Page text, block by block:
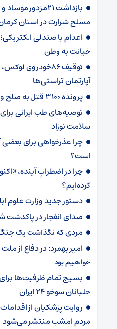
مسلح شرارت در استان
اعدام با صندلی
خیانت به وطن
آپارتمان تراستی‌ها
پرونده 3100 قتل به صلح و سازش ختم شد
توصیه‌های طب ایرانی
سلامت نوزاد
چرا عذرخواهی برای
است؟
چرا در اضطرابِ آینده،
کرده‌ایم؟
دستور جدید وزارت علوم
صدای انفجار در پاکدشت
مردی که نگذاشت یک
امیر بهمرد: در دفاع از
خواهیم بود
بسیج تمام ظرفیت‌ها
خلبانان سوخو ۲۴ ایران
روایت پزشکیان از
مردم امشب منتشر می‌شود